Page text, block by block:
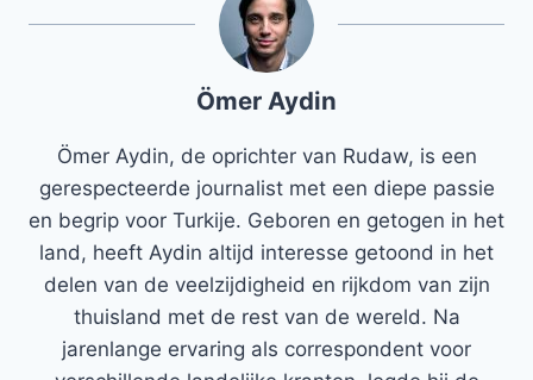
Ömer Aydin
Ömer Aydin, de oprichter van Rudaw, is een
gerespecteerde journalist met een diepe passie
en begrip voor Turkije. Geboren en getogen in het
land, heeft Aydin altijd interesse getoond in het
delen van de veelzijdigheid en rijkdom van zijn
thuisland met de rest van de wereld. Na
jarenlange ervaring als correspondent voor